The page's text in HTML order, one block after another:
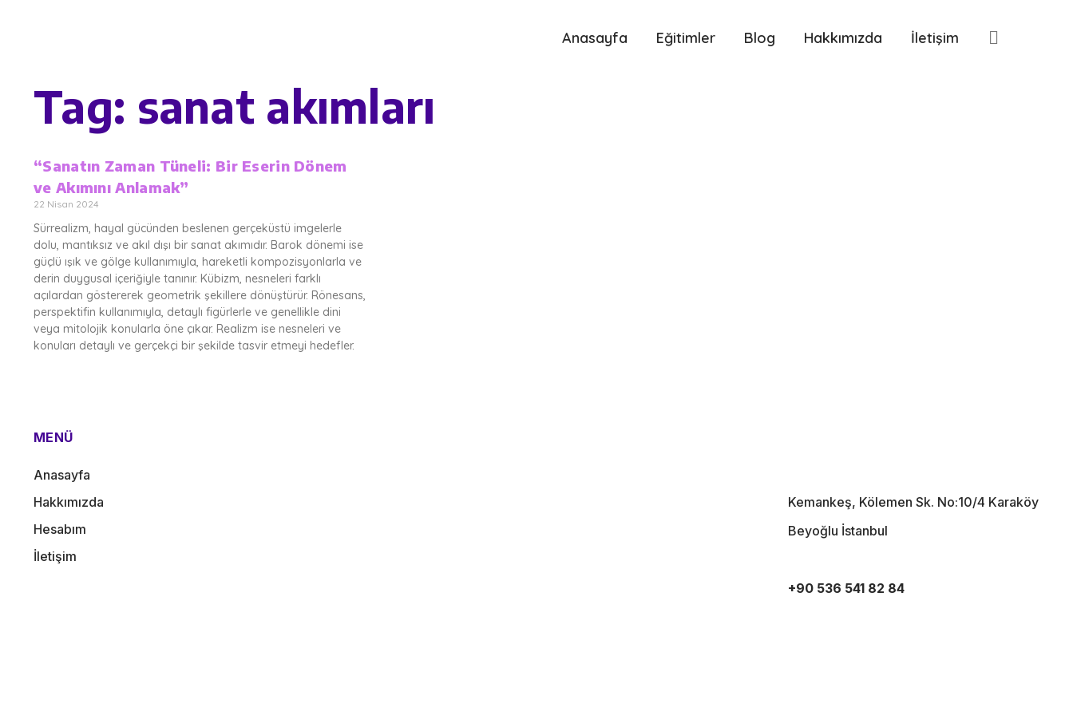
Anasayfa Eğitimler Blog Hakkımızda İletişim
Tag: sanat akımları
“Sanatın Zaman Tüneli: Bir Eserin Dönem
ve Akımını Anlamak”
22 Nisan 2024
Sürrealizm, hayal gücünden beslenen gerçeküstü imgelerle
dolu, mantıksız ve akıl dışı bir sanat akımıdır. Barok dönemi ise
güçlü ışık ve gölge kullanımıyla, hareketli kompozisyonlarla ve
derin duygusal içeriğiyle tanınır. Kübizm, nesneleri farklı
açılardan göstererek geometrik şekillere dönüştürür. Rönesans,
perspektifin kullanımıyla, detaylı figürlerle ve genellikle dini
veya mitolojik konularla öne çıkar. Realizm ise nesneleri ve
konuları detaylı ve gerçekçi bir şekilde tasvir etmeyi hedefler.
MENÜ
Anasayfa
Hakkımızda
Hesabım
İletişim
Kemankeş, Kölemen Sk. No:10/4 Karaköy
Beyoğlu İstanbul
+90 536 541 82 84